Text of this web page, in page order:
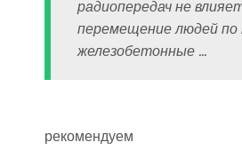
радиопередач не
перемещение людей по
железобетонные …
рекомендуем